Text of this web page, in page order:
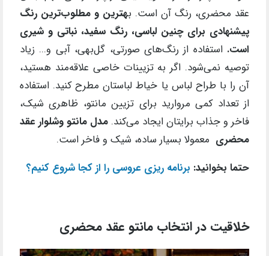
عقد محضری، رنگ آن است. بهترین و مطلوب‌ترین رنگ
پیشنهادی برای چنین لباسی، رنگ سفید، نباتی و شیری
است. استفاده از رنگ‌های صورتی، گل‌بهی، آبی و... زیاد
توصیه نمی‌شود. اگر به تزیینات خاصی علاقه‌مند هستید،
آن‌ را با طراح لباس یا خیاط لباستان مطرح کنید. استفاده
از تعداد کمی مروارید برای تزیین مانتو، ظاهری شیک،
فاخر و جذاب برایتان ایجاد می‌کند. مدل مانتو وشلوار عقد
محضری معمولا بسیار ساده، شیک و فاخر است.
حتما بخوانید: برنامه ریزی عروسی را از کجا شروع کنیم؟
خلاقیت در انتخاب مانتو عقد محضری